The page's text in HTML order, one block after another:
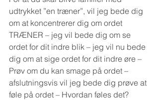
udtrykket ”en træner”, vil jeg bede dig
om at koncentrerer dig om ordet
TRÆNER – jeg vil bede dig om se
ordet for dit indre blik – jeg vil nu bede
dig om at sige ordet for dit indre øre –
Prøv om du kan smage på ordet –
afslutningsvis vil jeg bede dig prøve at
føle på ordet – Hvordan føles det?